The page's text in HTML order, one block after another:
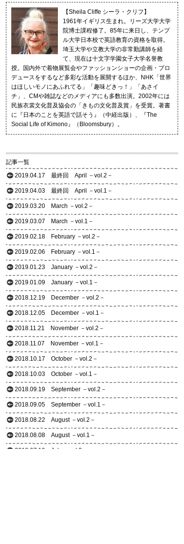
【Sheila Cliffe シーラ・クリフ】
1961年イギリス生まれ。リーズ大学大学
院博士課程修了。85年に来日し、テンプ
ル大学日本校で英語教育の資格を取得。
埼玉大学や立教大学の非常勤講師を経
て、現在は十文字学園女子大学名誉教
授。国内外で着物展覧会やファッションショーの企画・プロ
デュースをするなど多彩な活動を展開するほか、NHK「世界
はほしいモノにあふれてる」「趣味どきっ！」「あさイ
チ」、CMや雑誌などのメディアにも多数出演。2002年には
民族衣裳文化普及協会の「きもの文化普及賞」を受賞。著書
に『日本のことを英語で話そう』（中経出版）、『The
Social Life of Kimono』（Bloomsbury）。
記事一覧
2019.04.17
最終回 April －vol.2－
2019.04.03 最終回 April －vol.1－
2019.03.20 March －vol.2－
2019.03.07 March －vol.1－
2019.02.18 February －vol.2－
2019.02.06 February －vol.1－
2019.01.23 January －vol.2－
2019.01.09 January －vol.1－
2018.12.19 December －vol.2－
2018.12.05 December －vol.1－
2018.11.21 November －vol.2－
2018.11.07 November －vol.1－
2018.10.17 October －vol.2－
2018.10.03 October －vol.1－
2018.09.19 September －vol.2－
2018.09.05 September －vol.1－
2018.08.22 August －vol.2－
2018.08.08 August －vol.1－
2018.07.19 July －vol.2－